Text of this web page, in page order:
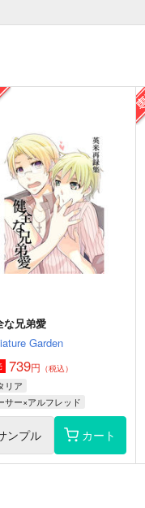
な兄弟愛
Garden
739円 （税込）
リア
サー×アルフレッド
ンプル カート